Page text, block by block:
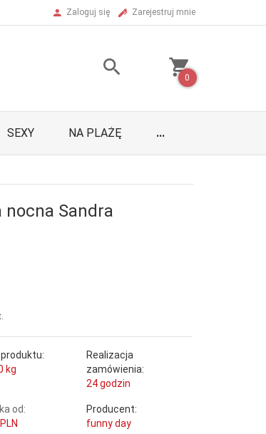
Zaloguj się Zarejestruj mnie
0
SEXY NA PLAŻĘ ...
nocna Sandra
kg
Realizacja
zamówienia:
24 godzin
od:
Producent:
funny day